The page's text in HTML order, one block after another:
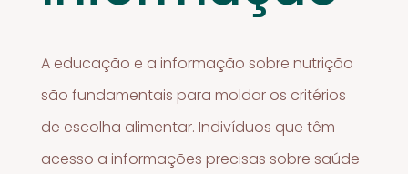
A educação e a informação sobre nutrição
são fundamentais para moldar os critérios
de escolha alimentar. Indivíduos que têm
acesso a informações precisas sobre saúde